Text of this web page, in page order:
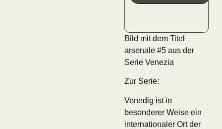
Bild mit dem Titel
arsenale #5 aus der
Serie Venezia
Zur Serie:
Venedig ist in
besonderer Weise ein
internationaler Ort der